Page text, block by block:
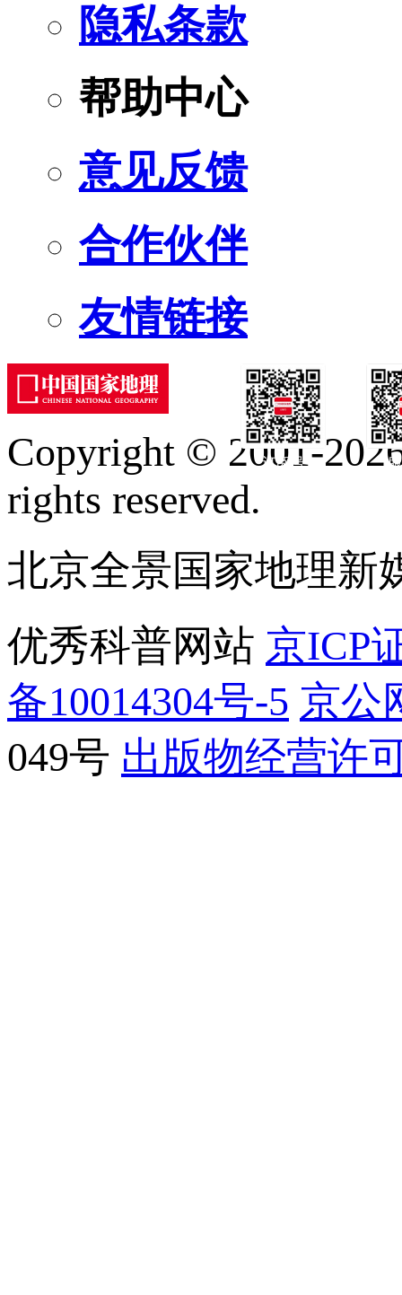
隐私条款
帮助中心
意见反馈
合作伙伴
友情链接
订阅号
Copyright © 2001-
rights reserved.
北京全景国家地理新
优秀科普网站 京ICP
备10014304号-5 京公
049号 出版物经营许